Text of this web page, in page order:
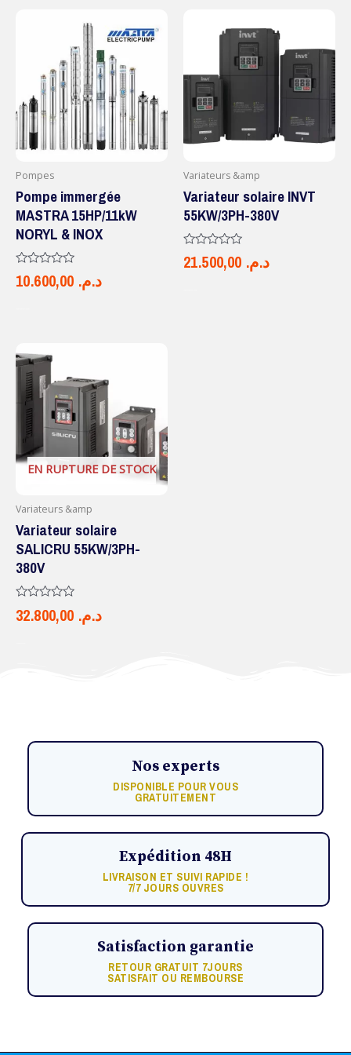
Pompes
Pompe immergée
MASTRA 15HP/11kW
NORYL & INOX
Note
0
د.م.
Variateurs &amp
Variateur solaire INVT
55KW/3PH-380V
Note
0
د.م.
EN RUPTURE DE STOCK
Variateurs &amp
Variateur solaire
SALICRU 55KW/3PH-
380V
Note
0
د.م.
Nos experts
DISPONIBLE POUR VOUS
GRATUITEMENT
Expédition 48H
LIVRAISON ET SUIVI RAPIDE !
7/7 JOURS OUVRES
Satisfaction garantie
RETOUR GRATUIT 7JOURS
SATISFAIT OU REMBOURSE